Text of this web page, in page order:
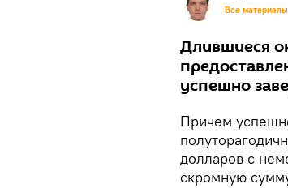
Все материалы
Длившиеся
успешно
Причем
долларов с
скромную